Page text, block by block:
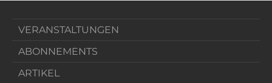
VERANSTALTUNGEN
ABONNEMENTS
ARTIKEL